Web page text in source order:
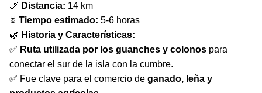
📏 Distancia: 14 km
⏳ Tiempo estimado: 5-6 horas
🌿 Historia y Características:
✅ Ruta utilizada por los guanches y colonos para
conectar el sur de la isla con la cumbre.
✅ Fue clave para el comercio de ganado, leña y